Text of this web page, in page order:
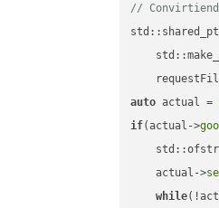
//
auto actual =
if(actual->
    actual->
while